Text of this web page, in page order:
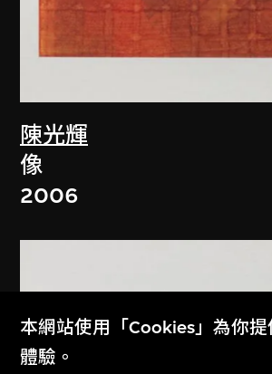
陳光輝
像
2006
本網站使用「Cookies」為你
體驗。